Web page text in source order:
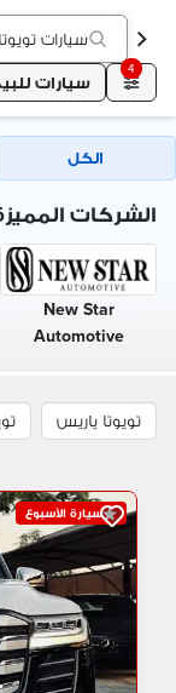
سيارات
4
سيارات
الكل
الشركات
New Star
Automotive
تويوتا ياريس
سيارة الأسبوع